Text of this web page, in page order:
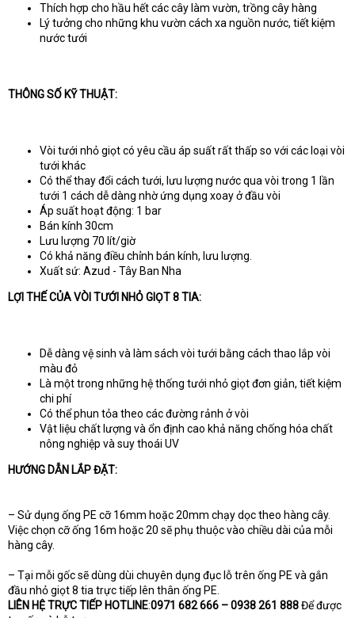
Thích hợp cho hầu hết các cây làm vườn, trồng cây hàng
Lý tưởng cho những khu vườn cách xa nguồn nước, tiết kiệm
nước tưới
THÔNG SỐ KỸ THUẬT:
Vòi tưới nhỏ giọt có yêu cầu áp suất rất thấp so với các loại vòi
tưới khác
Có thể thay đổi cách tưới, lưu lượng nước qua vòi trong 1 lần
tưới 1 cách dễ dàng nhờ ứng dụng xoay ở đầu vòi
Áp suất hoạt động: 1 bar
Bán kính 30cm
Lưu lượng 70 lít/giờ
Có khả năng điều chỉnh bán kính, lưu lượng.
Xuất sứ: Azud - Tây Ban Nha
LỢI THẾ CỦA VÒI TƯỚI NHỎ GIỌT 8 TIA:
Dễ dàng vệ sinh và làm sách vòi tưới bằng cách thao lắp vòi
màu đỏ
Là một trong những hệ thống tưới nhỏ giọt đơn giản, tiết kiệm
chi phí
Có thể phun tỏa theo các đường rảnh ở vòi
Vật liệu chất lượng và ổn định cao khả năng chống hóa chất
nông nghiệp và suy thoái UV
HƯỚNG DẪN LẮP ĐẶT:
– Sử dụng ống PE cỡ 16mm hoặc 20mm chạy dọc theo hàng cây.
Việc chọn cỡ ống 16m hoặc 20 sẽ phụ thuộc vào chiều dài của mỗi
hàng cây.
– Tại mỗi gốc sẽ dùng dùi chuyên dụng đục lỗ trên ống PE và gắn
đầu nhỏ giọt 8 tia trực tiếp lên thân ống PE.
LIÊN HỆ TRỰC TIẾP HOTLINE:0971 682 666 – 0938 261 888Để được